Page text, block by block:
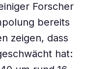
Forscher
bereits
zeigen, dass
hat: